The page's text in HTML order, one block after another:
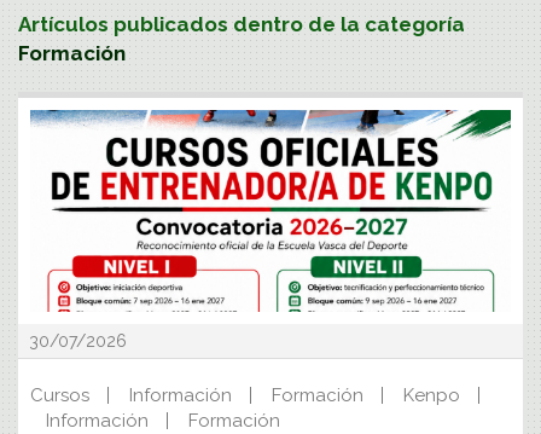
Artículos publicados dentro de la categoría
Formación
30/07/2026
Cursos Información Formación
Kenpo
Información
Formación